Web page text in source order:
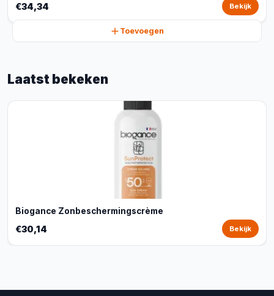
€34,34 Bekijk
Toevoegen
Laatst bekeken
Biogance Zonbeschermingscrème
€30,14 Bekijk